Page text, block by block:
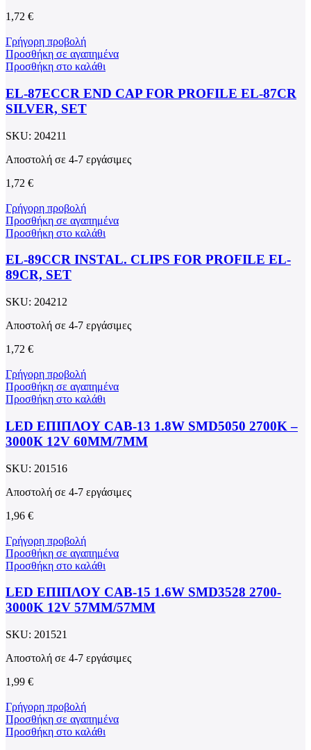
1,72 €
Γρήγορη προβολή
Προσθήκη σε αγαπημένα
Προσθήκη στο καλάθι
EL-87ECCR END CAP FOR PROFILE EL-87CR
SILVER, SET
SKU: 204211
Αποστολή σε 4-7 εργάσιμες
1,72 €
Γρήγορη προβολή
Προσθήκη σε αγαπημένα
Προσθήκη στο καλάθι
EL-89CCR INSTAL. CLIPS FOR PROFILE EL-
89CR, SET
SKU: 204212
Αποστολή σε 4-7 εργάσιμες
1,72 €
Γρήγορη προβολή
Προσθήκη σε αγαπημένα
Προσθήκη στο καλάθι
LED ΕΠΙΠΛΟΥ CAB-13 1.8W SMD5050 2700K –
3000К 12V 60MM/7MM
SKU: 201516
Αποστολή σε 4-7 εργάσιμες
1,96 €
Γρήγορη προβολή
Προσθήκη σε αγαπημένα
Προσθήκη στο καλάθι
LED ΕΠΙΠΛΟΥ CAB-15 1.6W SMD3528 2700-
3000K 12V 57MM/57MM
SKU: 201521
Αποστολή σε 4-7 εργάσιμες
1,99 €
Γρήγορη προβολή
Προσθήκη σε αγαπημένα
Προσθήκη στο καλάθι